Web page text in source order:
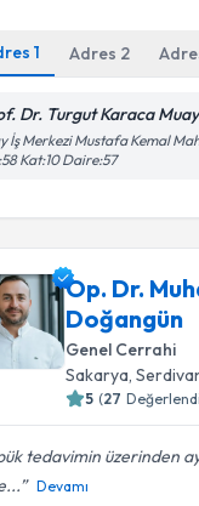
1 Adres 2
Dr. Turgut Karaca
İş Merkezi Mustafa Kemal
Kat:10 Daire:57
Op. Dr.
Doğangün
Genel Cerrahi
Sakarya ,
5 (27
tedavimin üzerinden
Devamı